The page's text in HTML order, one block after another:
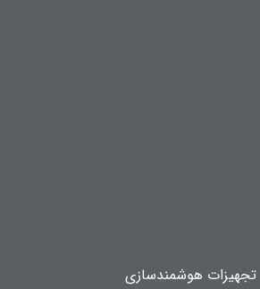
تجهیزات هوشمندسازی